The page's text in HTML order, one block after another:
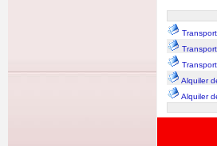
Alquiler
Alquiler